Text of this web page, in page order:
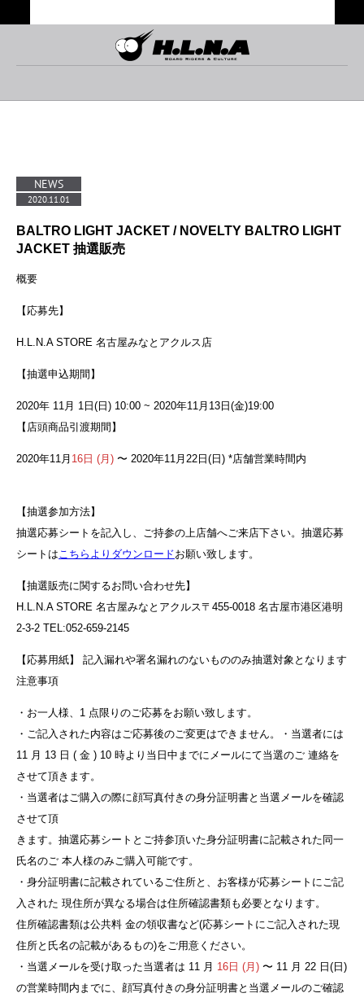
RECRUIT
NEWS
2020.11.01
BALTRO LIGHT JACKET / NOVELTY BALTRO LIGHT
JACKET 抽選販売
概要
【応募先】
H.L.N.A STORE 名古屋みなとアクルス店
【抽選申込期間】
2020年 11月 1日(日) 10:00 ~ 2020年11月13日(金)19:00
【店頭商品引渡期間】
2020年11月 16日 (月) 〜 2020年11月22日(日) *店舗営業時間内
【抽選参加方法】
抽選応募シートを記入し、ご持参の上店舗へご来店下さい。抽選応募
シートはこちらよりダウンロードお願い致します。
【抽選販売に関するお問い合わせ先】
H.L.N.A STORE 名古屋みなとアクルス〒455-0018 名古屋市港区港明
2-3-2 TEL:052-659-2145
【応募用紙】 記入漏れや署名漏れのないもののみ抽選対象となります
注意事項
・お一人様、1 点限りのご応募をお願い致します。
・ご記入された内容はご応募後のご変更はできません。・当選者には
11 月 13 日 ( 金 ) 10 時より当日中までにメールにて当選のご 連絡を
させて頂きます。
・当選者はご購入の際に顔写真付きの身分証明書と当選メールを確認
させて頂
きます。抽選応募シートとご持参頂いた身分証明書に記載された同一
氏名のご 本人様のみご購入可能です。
・身分証明書に記載されているご住所と、お客様が応募シートにご記
入された 現住所が異なる場合は住所確認書類も必要となります。
住所確認書類は公共料 金の領収書など(応募シートにご記入された現
住所と氏名の記載があるもの)をご用意ください。
・当選メールを受け取った当選者は 11 月 16日 (月) 〜 11 月 22 日(日)
の営業時間内までに、顔写真付きの身分証明書と当選メールのご確認